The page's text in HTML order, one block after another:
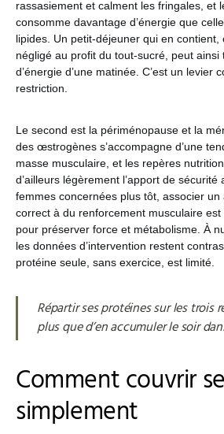
rassasiement et calment les fringales, et
consomme davantage d’énergie que
lipides. Un petit-déjeuner qui en contient,
négligé au profit du tout-sucré, peut
d’énergie d’une matinée. C’est un levier
restriction.
Le second est la périménopause et la
des œstrogènes s’accompagne d’une
masse musculaire, et les repères
d’ailleurs légèrement l’apport de
femmes concernées plus tôt, associer
correct à du renforcement musculaire
pour préserver force et métabolisme. À
les données d’intervention restent
protéine seule, sans exercice, est limité.
Répartir ses protéines sur les trois
plus que d’en accumuler le soir
Comment couvrir
simplement